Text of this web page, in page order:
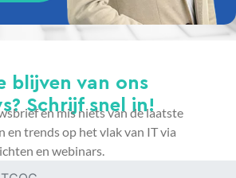
blijven van ons
Schrijf snel in!
en mis niets van de laatste
en trends op het vlak van IT via
en webinars.